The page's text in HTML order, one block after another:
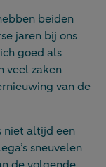
beiden
jaren bij ons
goed als
veel zaken
van de
niet altijd een
sneuvelen